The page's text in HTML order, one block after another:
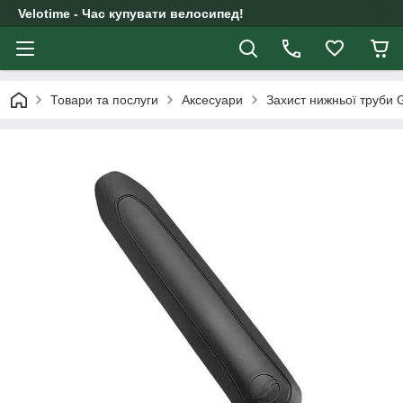
Velotime - Час купувати велосипед!
Товари та послуги Аксесуари Захист нижньої